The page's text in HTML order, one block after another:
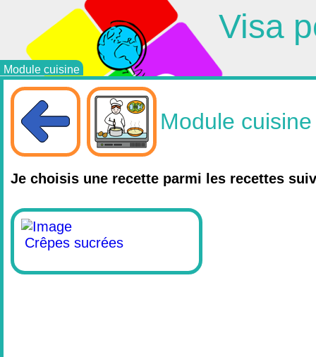
Visa
Module cuisine
Module cuisine
Je choisis une recette parmi les recettes
Crêpes sucrées